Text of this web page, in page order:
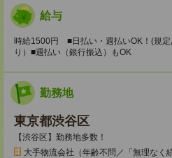
給与
時給1500円 ■日払い・週払いOK！(規
り）■週払い（銀行振込）もOK
勤務地
東京都渋谷区
【渋谷区】勤務地多数！
大手物流会社（年齢不問／「無理なく